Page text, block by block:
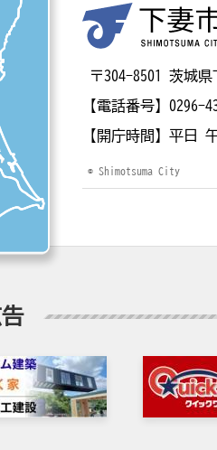
〒304-8501 茨城
【電話番号】 0296-
【開庁時間】 平日
© Shimotsuma City